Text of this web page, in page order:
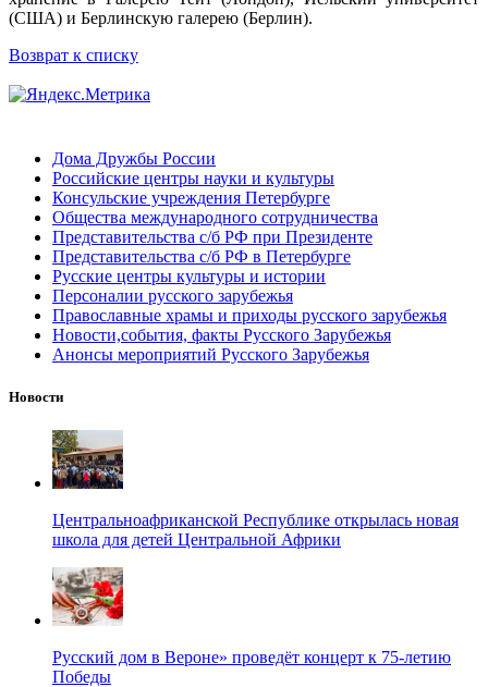
(США) и Берлинскую галерею (Берлин).
Возврат к списку
Дома Дружбы России
Российские центры науки и культуры
Консульские учреждения Петербурге
Общества международного сотрудничества
Представительства с/б РФ при Президенте
Представительства с/б РФ в Петербурге
Русские центры культуры и истории
Персоналии русского зарубежья
Православные храмы и приходы русского зарубежья
Новости,события, факты Русского Зарубежья
Анонсы мероприятий Русского Зарубежья
Новости
Центральноафриканской Республике открылась новая
школа для детей Центральной Африки
Русский дом в Вероне» проведёт концерт к 75-летию
Победы